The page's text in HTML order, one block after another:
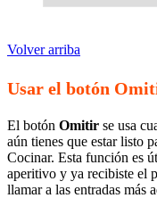
Volver arriba
Usar el botón
El botón Omitir se usa
aún tienes que estar listo
Cocinar. Esta función es
aperitivo y ya recibiste el
llamar a las entradas más